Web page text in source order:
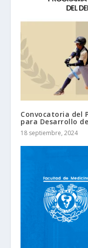
Convocatoria del
para Desarrollo
18 septiembre, 2024